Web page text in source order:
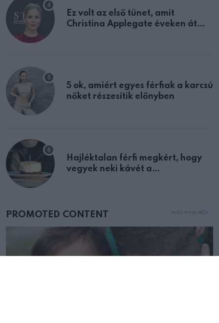
Ez volt az első tünet, amit
Christina Applegate éveken át
5 ok, amiért egyes férfiak a karcsú
nőket részesítik előnyben
Hajléktalan férfi megkért, hogy
vegyek neki kávét a